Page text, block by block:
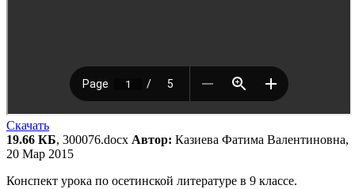
Скачать
19.66 КБ, 300076.docx Автор: Казиева Фатима Валентиновна,
20 Мар 2015
Конспект урока по осетинской литературе в 9 классе.